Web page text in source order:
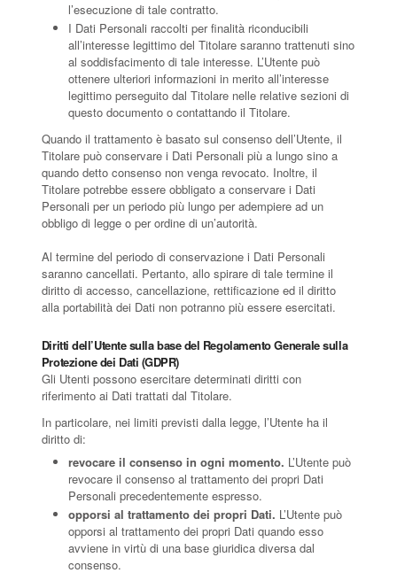
l’esecuzione di tale contratto.
I Dati Personali raccolti per finalità riconducibili
all’interesse legittimo del Titolare saranno trattenuti sino
al soddisfacimento di tale interesse. L’Utente può
ottenere ulteriori informazioni in merito all’interesse
legittimo perseguito dal Titolare nelle relative sezioni di
questo documento o contattando il Titolare.
Quando il trattamento è basato sul consenso dell’Utente, il
Titolare può conservare i Dati Personali più a lungo sino a
quando detto consenso non venga revocato. Inoltre, il
Titolare potrebbe essere obbligato a conservare i Dati
Personali per un periodo più lungo per adempiere ad un
obbligo di legge o per ordine di un’autorità.
Al termine del periodo di conservazione i Dati Personali
saranno cancellati. Pertanto, allo spirare di tale termine il
diritto di accesso, cancellazione, rettificazione ed il diritto
alla portabilità dei Dati non potranno più essere esercitati.
Diritti dell’Utente sulla base del Regolamento Generale sulla
Protezione dei Dati (GDPR)
Gli Utenti possono esercitare determinati diritti con
riferimento ai Dati trattati dal Titolare.
In particolare, nei limiti previsti dalla legge, l’Utente ha il
diritto di:
revocare il consenso in ogni momento. L’Utente può
revocare il consenso al trattamento dei propri Dati
Personali precedentemente espresso.
opporsi al trattamento dei propri Dati. L’Utente può
opporsi al trattamento dei propri Dati quando esso
avviene in virtù di una base giuridica diversa dal
consenso.